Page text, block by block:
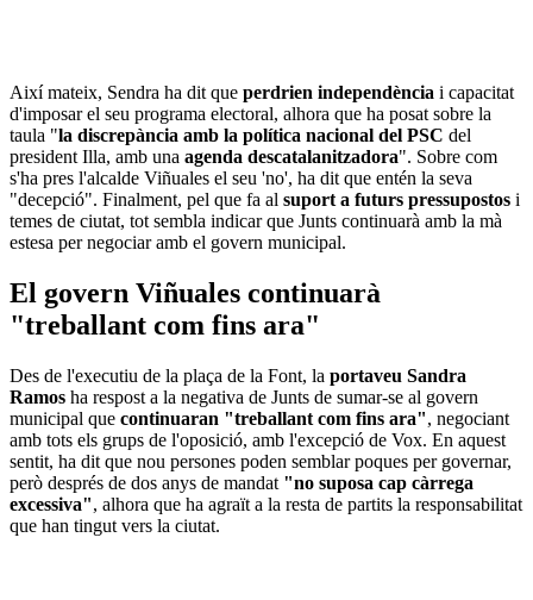
Així mateix, Sendra ha dit que perdrien independència i capacitat
d'imposar el seu programa electoral, alhora que ha posat sobre la
taula "la discrepància amb la política nacional del PSC del
president Illa, amb una agenda descatalanitzadora". Sobre com
s'ha pres l'alcalde Viñuales el seu 'no', ha dit que entén la seva
"decepció". Finalment, pel que fa al suport a futurs pressupostos i
temes de ciutat, tot sembla indicar que Junts continuarà amb la mà
estesa per negociar amb el govern municipal.
El govern Viñuales continuarà
"treballant com fins ara"
Des de l'executiu de la plaça de la Font, la portaveu Sandra
Ramos ha respost a la negativa de Junts de sumar-se al govern
municipal que continuaran "treballant com fins ara", negociant
amb tots els grups de l'oposició, amb l'excepció de Vox. En aquest
sentit, ha dit que nou persones poden semblar poques per governar,
però després de dos anys de mandat "no suposa cap càrrega
excessiva", alhora que ha agraït a la resta de partits la responsabilitat
que han tingut vers la ciutat.